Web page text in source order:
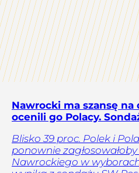
Nawrocki ma szansę
ocenili go Polacy.
Blisko 39 proc. Polek i
ponownie
Nawrockiego w